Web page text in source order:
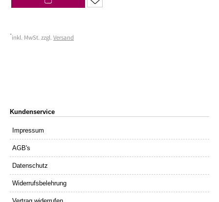
*inkl. MwSt. zzgl. Versand
Kundenservice
Impressum
AGB's
Datenschutz
Widerrufsbelehrung